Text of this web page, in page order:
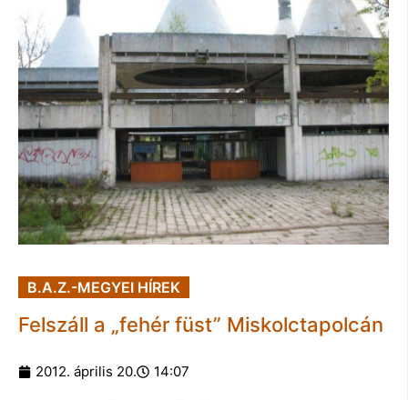
B.A.Z.-MEGYEI HÍREK
Felszáll a „fehér füst” Miskolctapolcán
2012. április 20. 14:07